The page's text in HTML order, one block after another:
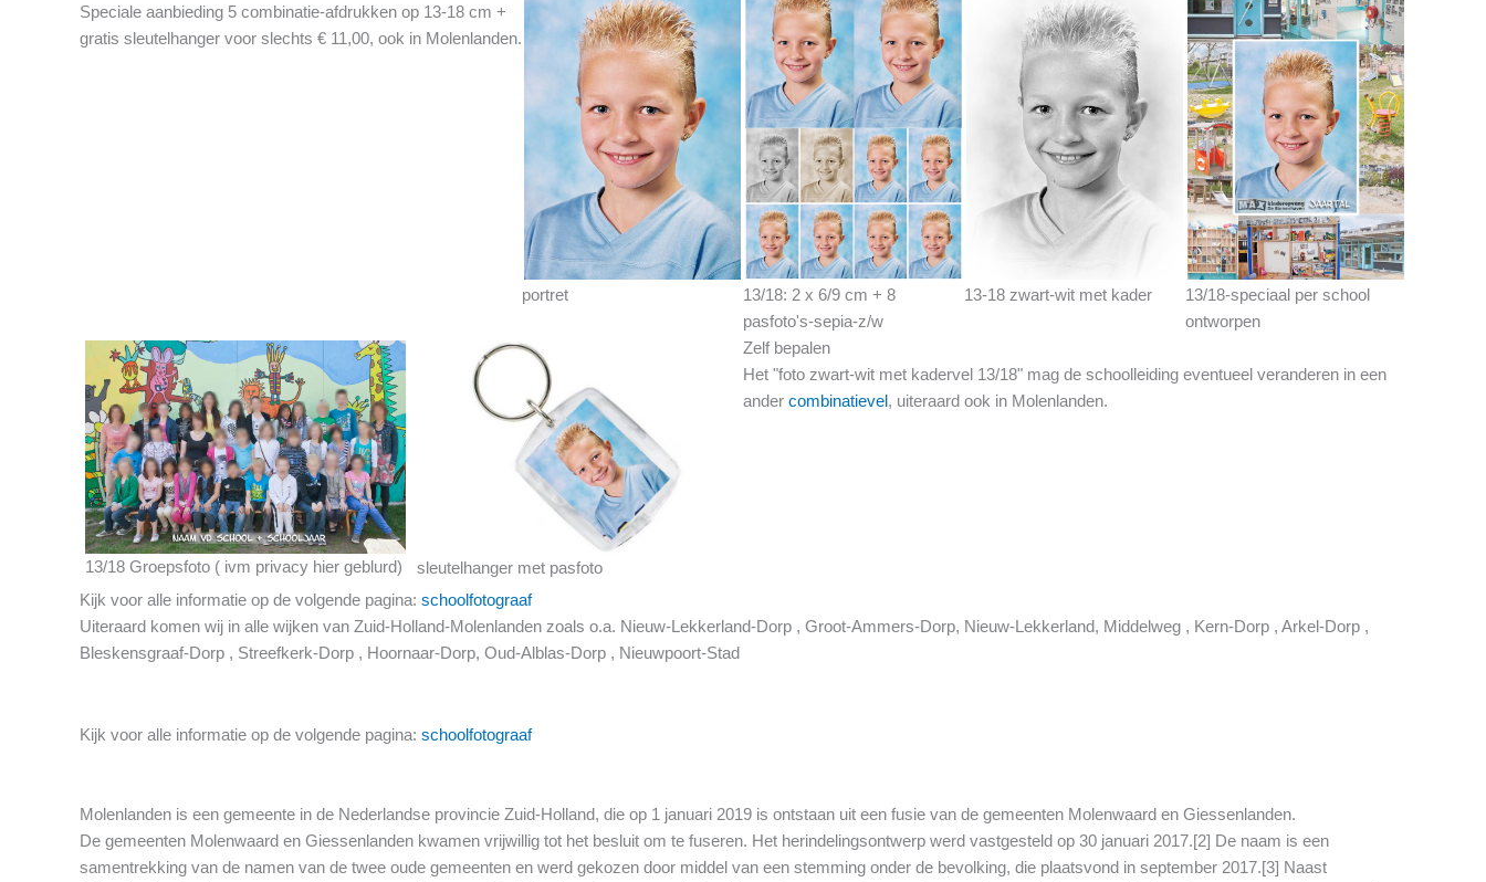
Speciale aanbieding 5 combinatie-afdrukken op 13-18 cm +
gratis sleutelhanger voor slechts € 11,00, ook in Molenlanden.
portret
13/18: 2 x 6/9 cm + 8
pasfoto's-sepia-z/w
13-18 zwart-wit met kader
13/18-speciaal per school
ontworpen
13/18 Groepsfoto ( ivm privacy hier geblurd) sleutelhanger met pasfoto
Zelf bepalen
Het "foto zwart-wit met kadervel 13/18" mag de schoolleiding eventueel veranderen in een
ander combinatievel, uiteraard ook in Molenlanden.
Kijk voor alle informatie op de volgende pagina: schoolfotograaf
Uiteraard komen wij in alle wijken van Zuid-Holland-Molenlanden zoals o.a. Nieuw-Lekkerland-Dorp , Groot-Ammers-Dorp, Nieuw-Lekkerland, Middelweg , Kern-Dorp , Arkel-Dorp ,
Bleskensgraaf-Dorp , Streefkerk-Dorp , Hoornaar-Dorp, Oud-Alblas-Dorp , Nieuwpoort-Stad
Kijk voor alle informatie op de volgende pagina: schoolfotograaf
Molenlanden is een gemeente in de Nederlandse provincie Zuid-Holland, die op 1 januari 2019 is ontstaan uit een fusie van de gemeenten Molenwaard en Giessenlanden.
De gemeenten Molenwaard en Giessenlanden kwamen vrijwillig tot het besluit om te fuseren. Het herindelingsontwerp werd vastgesteld op 30 januari 2017.[2] De naam is een
samentrekking van de namen van de twee oude gemeenten en werd gekozen door middel van een stemming onder de bevolking, die plaatsvond in september 2017.[3] Naast